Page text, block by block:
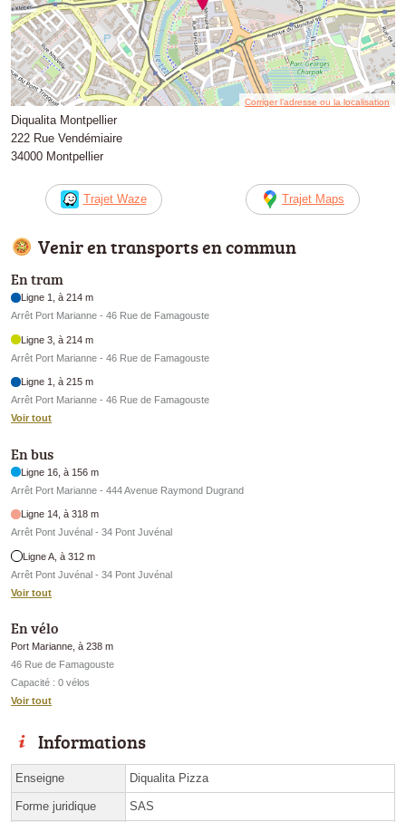
Corriger l’adresse ou la localisation
Diqualita Montpellier
222 Rue Vendémiaire
34000 Montpellier
Trajet Waze Trajet Maps
Venir en transports en commun
En tram
Ligne 1, à 214 m
Arrêt Port Marianne - 46 Rue de Famagouste
Ligne 3, à 214 m
Arrêt Port Marianne - 46 Rue de Famagouste
Ligne 1, à 215 m
Arrêt Port Marianne - 46 Rue de Famagouste
Voir tout
En bus
Ligne 16, à 156 m
Arrêt Port Marianne - 444 Avenue Raymond Dugrand
Ligne 14, à 318 m
Arrêt Pont Juvénal - 34 Pont Juvénal
Ligne A, à 312 m
Arrêt Pont Juvénal - 34 Pont Juvénal
Voir tout
En vélo
Port Marianne, à 238 m
46 Rue de Famagouste
Capacité : 0 vélos
Voir tout
Informations
Enseigne Diqualita Pizza
Forme juridique SAS